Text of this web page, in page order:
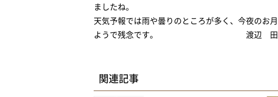
ましたね。
天気予報では雨や曇りのところが多く、今夜のお
ようで残念です。 渡辺 田
関連記事